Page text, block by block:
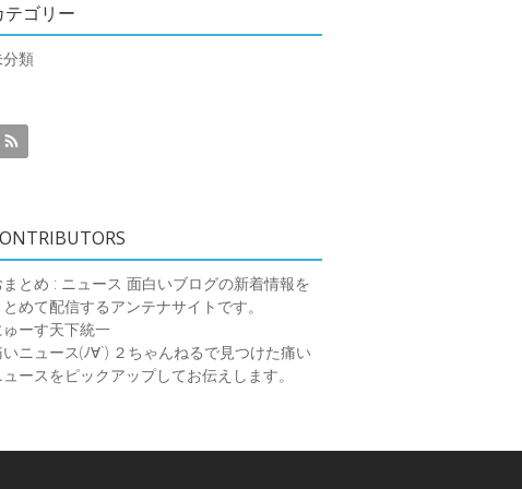
テゴリー
類
まとめ : ニュース 面白いブログの新着情報を
とめて配信するアンテナサイトです。
ゅーす天下統一
ニュース(ﾉ∀`) ２ちゃんねるで見つけた痛い
ュースをピックアップしてお伝えします。